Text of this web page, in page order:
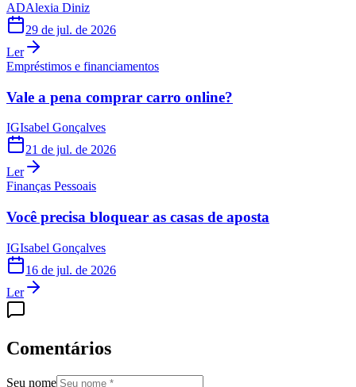
ADAlexia Diniz
29 de jul. de 2026
Ler
Empréstimos e financiamentos
Vale a pena comprar carro online?
IGIsabel Gonçalves
21 de jul. de 2026
Ler
Finanças Pessoais
Você precisa bloquear as casas de aposta
IGIsabel Gonçalves
16 de jul. de 2026
Ler
Comentários
Seu nome